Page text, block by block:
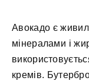
Авокадо є
мінералами і
кремів.